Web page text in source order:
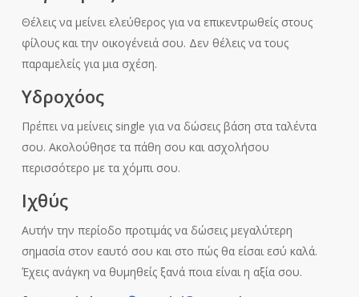
Θέλεις να μείνει ελεύθερος για να επικεντρωθείς στους
φίλους και την οικογένειά σου. Δεν θέλεις να τους
παραμελείς για μια σχέση.
Υδροχόος
Πρέπει να μείνεις single για να δώσεις βάση στα ταλέντα
σου. Ακολούθησε τα πάθη σου και ασχολήσου
περισσότερο με τα χόμπι σου.
Ιχθύς
Αυτήν την περίοδο προτιμάς να δώσεις μεγαλύτερη
σημασία στον εαυτό σου και στο πώς θα είσαι εσύ καλά.
Έχεις ανάγκη να θυμηθείς ξανά ποια είναι η αξία σου.